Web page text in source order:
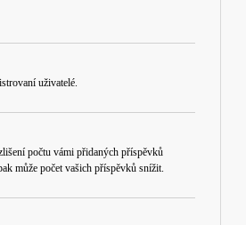
uživatelé.
počtu vámi přidaných příspěvků
může počet vašich příspěvků snížit.